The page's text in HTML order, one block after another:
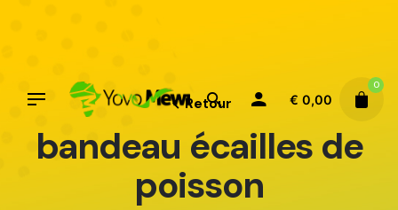
€ 0,00
0
Retour
bandeau écailles de
poisson